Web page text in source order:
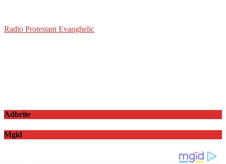
Radio Protestant Evanghelic
Adbrite
Mgid